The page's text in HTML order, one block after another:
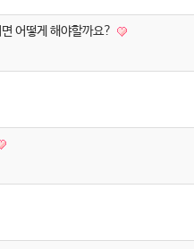
어떻게 해야할까요?